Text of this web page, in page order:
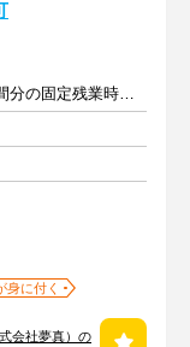
月給28万5000円～（20時間分の固定残業時間代を含む）
身に付く
会社夢真）の